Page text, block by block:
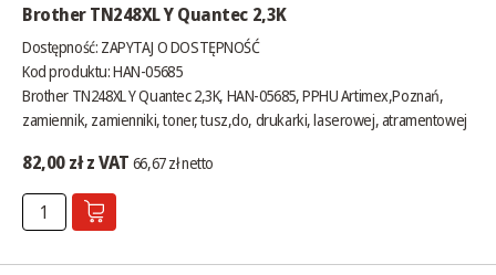
Brother TN248XL Y Quantec 2,3K
Dostępność: ZAPYTAJ O DOSTĘPNOŚĆ
Kod produktu: HAN-05685
Brother TN248XL Y Quantec 2,3K, HAN-05685, PPHU Artimex,Poznań,
zamiennik, zamienniki, toner, tusz,do, drukarki, laserowej, atramentowej
82,00 zł z VAT 66,67 zł netto